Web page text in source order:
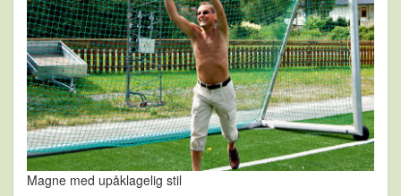
Magne med upåklagelig stil